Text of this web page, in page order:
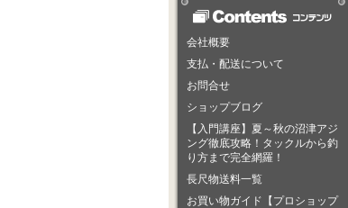
会社概要
支払・配送について
お問合せ
ショップブログ
【入門講座】夏～秋の沼津アジ
ング徹底攻略！タックルから釣
り方まで完全網羅！
長尺物送料一覧
お買い物ガイド【プロショップ